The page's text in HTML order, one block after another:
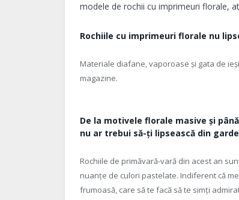
modele de rochii cu imprimeuri florale,
Rochiile cu imprimeuri florale nu
Materiale diafane, vaporoase și gata de
magazine.
De la motivele florale masive și
nu ar trebui să-ți lipsească din
Rochiile de primăvară-vară din acest an
nuanțe de culori pastelate. Indiferent că
frumoasă, care să te facă să te simți